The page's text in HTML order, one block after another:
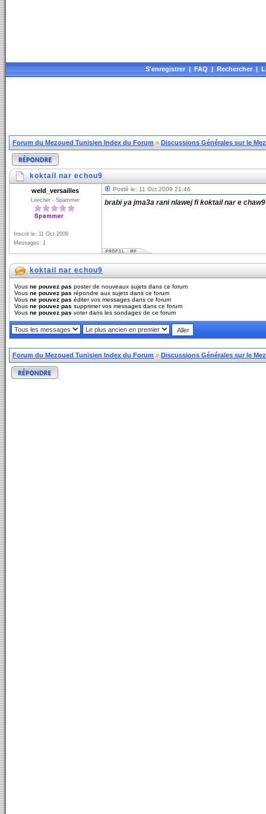
S'enregistrer|FAQ|Rechercher|
Forum du Mezoued Tunisien Index du Forum » Discussions Générales sur le
koktail nar echou9
weld_versailles
Leecher - Spammer
Inscrit le: 11 Oct 2009
Messages: 1
Posté le: 11 Oct 2009 21:46
brabi ya jma3a rani nlawej fi koktail nar e
koktail nar echou9
Vous ne pouvez pas poster de nouveaux sujets dans ce forum
Vous ne pouvez pas répondre aux sujets dans ce forum
Vous ne pouvez pas éditer vos messages dans ce forum
Vous ne pouvez pas supprimer vos messages dans ce forum
Vous ne pouvez pas voter dans les sondages de ce forum
Forum du Mezoued Tunisien Index du Forum » Discussions Générales sur le